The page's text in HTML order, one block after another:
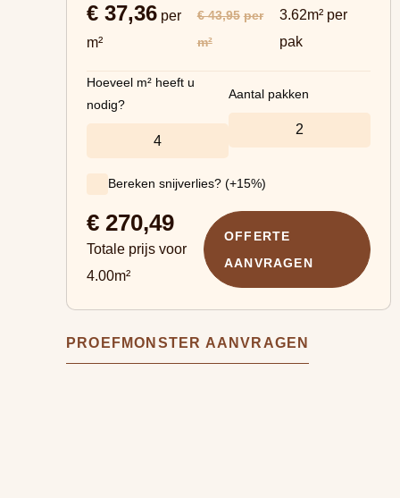
€ 37,36 per
m²
€ 43,95 per
m²
3.62m² per
pak
Hoeveel m² heeft u
nodig?
Aantal pakken
Bereken snijverlies? (+15%)
€ 270,49
Totale prijs voor
4.00m²
OFFERTE
AANVRAGEN
PROEFMONSTER AANVRAGEN